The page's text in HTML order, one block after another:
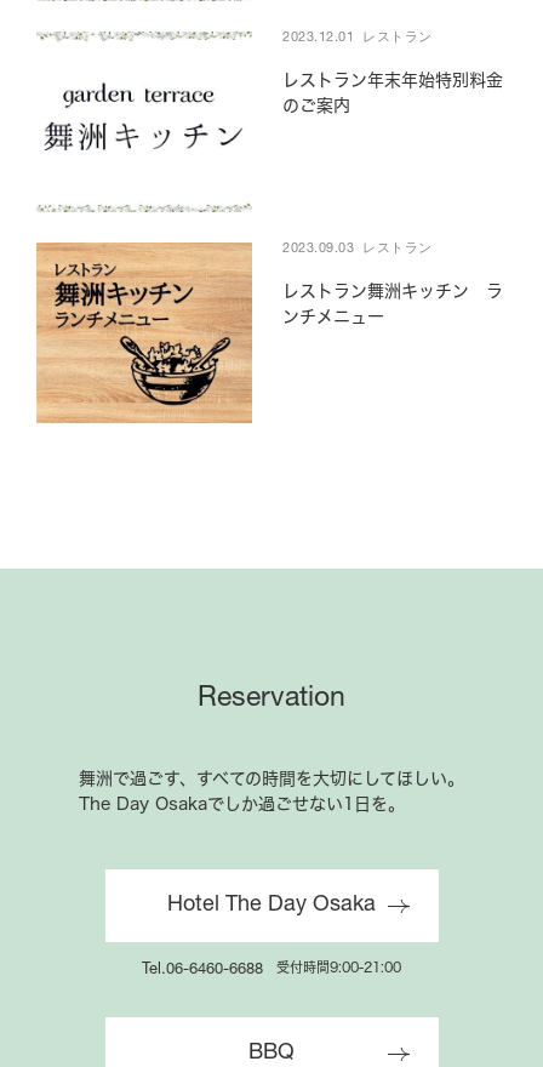
Tel.06-6460-6090
GRILL
Tel.06-6467-5800
会員サービスのご案内
2023.12.01 レストラン
レストラン年末年始特別料金
のご案内
2023.09.03 レストラン
レストラン舞洲キッチン ラ
ンチメニュー
Reservation
舞洲で過ごす、すべての時間を大切にしてほしい。
The Day Osakaでしか過ごせない1日を。
Hotel The Day Osaka
Tel.06-6460-6688 受付時間9:00-21:00
BBQ